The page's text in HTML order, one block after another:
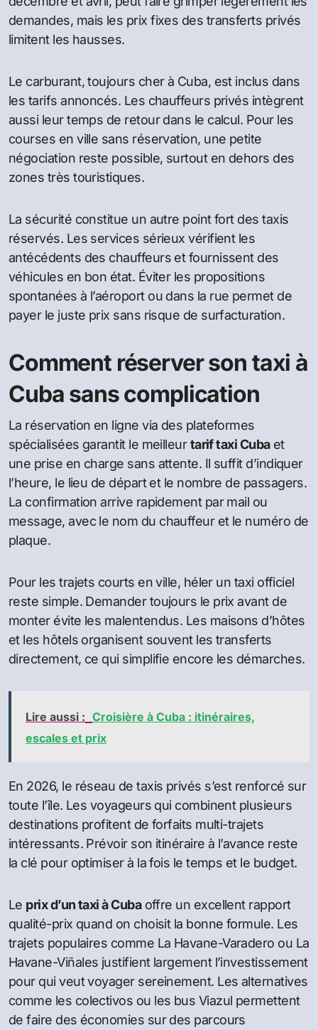
demandes, mais les prix fixes des transferts privés
limitent les hausses.
Le carburant, toujours cher à Cuba, est inclus dans
les tarifs annoncés. Les chauffeurs privés intègrent
aussi leur temps de retour dans le calcul. Pour les
courses en ville sans réservation, une petite
négociation reste possible, surtout en dehors des
zones très touristiques.
La sécurité constitue un autre point fort des taxis
réservés. Les services sérieux vérifient les
antécédents des chauffeurs et fournissent des
véhicules en bon état. Éviter les propositions
spontanées à l’aéroport ou dans la rue permet de
payer le juste prix sans risque de surfacturation.
Comment réserver son taxi à
Cuba sans complication
La réservation en ligne via des plateformes
spécialisées garantit le meilleurtarif taxi Cubaet
une prise en charge sans attente. Il suffit d’indiquer
l’heure, le lieu de départ et le nombre de passagers.
La confirmation arrive rapidement par mail ou
message, avec le nom du chauffeur et le numéro de
plaque.
Pour les trajets courts en ville, héler un taxi officiel
reste simple. Demander toujours le prix avant de
monter évite les malentendus. Les maisons d’hôtes
et les hôtels organisent souvent les transferts
directement, ce qui simplifie encore les démarches.
Lire aussi : Croisière à Cuba : itinéraires,
escales et prix
En 2026, le réseau de taxis privés s’est renforcé sur
toute l’île. Les voyageurs qui combinent plusieurs
destinations profitent de forfaits multi-trajets
intéressants. Prévoir son itinéraire à l’avance reste
la clé pour optimiser à la fois le temps et le budget.
Le prix d’un taxi à Cubaoffre un excellent rapport
qualité-prix quand on choisit la bonne formule. Les
trajets populaires comme La Havane-Varadero ou La
Havane-Viñales justifient largement l’investissement
pour qui veut voyager sereinement. Les alternatives
comme les colectivos ou les bus Viazul permettent
de faire des économies sur des parcours